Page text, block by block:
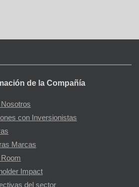
de la Compañía
con Inversionistas
Marcas
Impact
del sector